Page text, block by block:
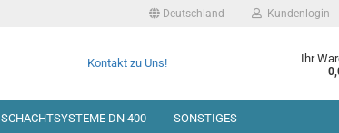
Deutschland Kundenlogin
Kontakt zu Uns! Ihr
SCHACHTSYSTEME DN 400 SONSTIGES